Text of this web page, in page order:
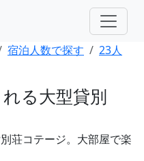
宿泊人数で探す
23人
る大型貸別
荘コテージ。大部屋で楽